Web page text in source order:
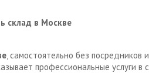
склад в Москве
, самостоятельно без посредников
профессиональные услуги в